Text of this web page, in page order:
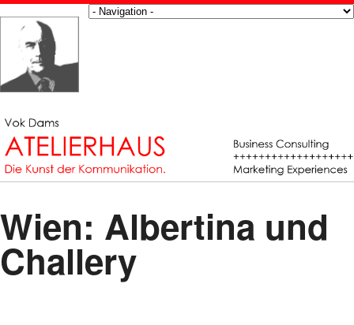
Wien: Albertina und
Challery